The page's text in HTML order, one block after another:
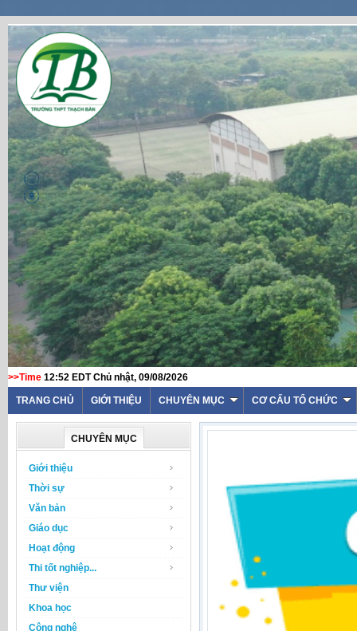
>>Time 12:52 EDT Chủ nhật, 09/08/2026
TRANG CHỦ GIỚI THIỆU CHUYÊN MỤC CƠ CẤU TỔ CHỨC
CHUYÊN MỤC
Giới thiệu
Thời sự
Văn bản
Giáo dục
Hoạt động
Thi tốt nghiệp...
Thư viện
Khoa học
Công nghệ